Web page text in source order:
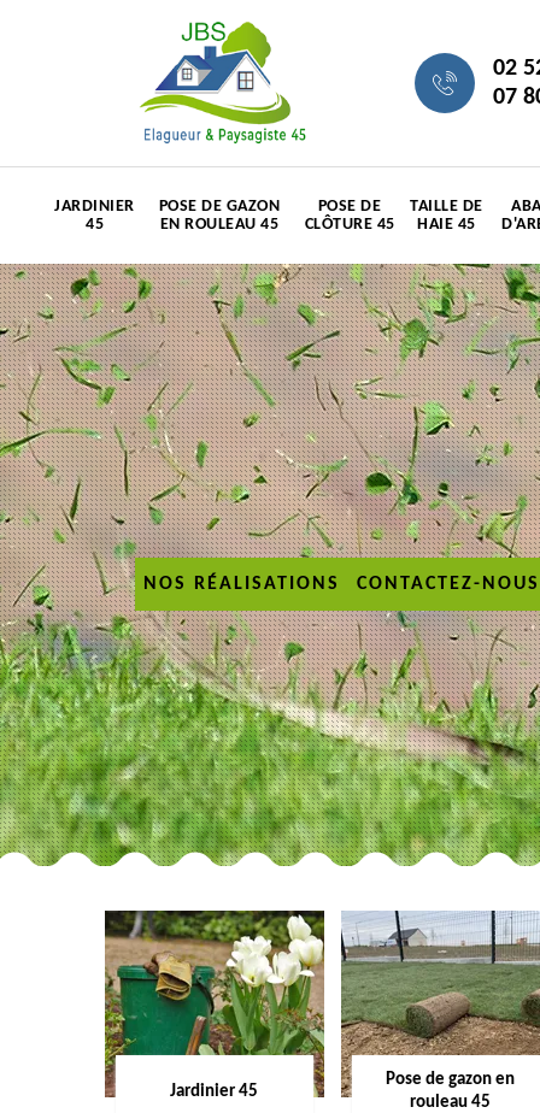
02
07
JARDINIER
45
POSE DE GAZON
EN ROULEAU 45
POSE DE
CLÔTURE 45
TAILLE DE
HAIE 45
NOS RÉALISATIONS CONTACTEZ-
Jardinier 45
Pose de gazon en
rouleau 45